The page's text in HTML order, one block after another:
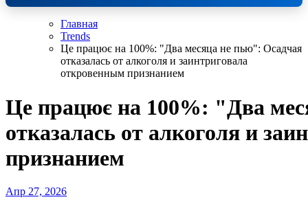
Главная
Trends
Це працює на 100%: "Два месяца не пью": Осадчая
отказалась от алкоголя и заинтриговала
откровенным признанием
Це працює на 100%: "Два
отказалась от алкоголя и
признанием
Апр 27, 2026